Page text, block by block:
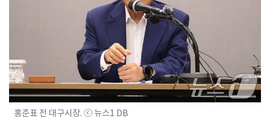
홍준표 전 대구시장. ⓒ 뉴스1 DB